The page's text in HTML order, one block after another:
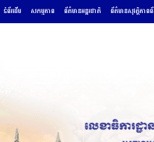
ទំព័រដើម សកម្មភាព ព័ត៌មានអន្តរជាតិ ព័ត៌មានសុវត្ថិភាពព័